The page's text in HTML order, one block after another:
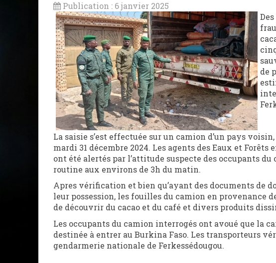
Publication : 6 janvier 2025
de
La saisie s’est effectuée sur un camion d’un pays
mardi 31 décembre 2024. Les agents des Eaux et
ont été alertés par l’attitude suspecte des occupants
routine aux environs de 3h du matin.
Apres vérification et bien qu’ayant des documents de
leur possession, les fouilles du camion en provenance
de découvrir du cacao et du café et divers produits
Les occupants du camion interrogés ont avoué que la
destinée à entrer au Burkina Faso. Les transporteurs
gendarmerie nationale de Ferkessédougou.